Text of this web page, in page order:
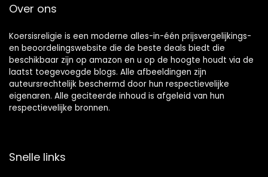
Over ons
Koersisreligie is een moderne alles-in-één prijsvergelijkings-
en beoordelingswebsite die de beste deals biedt die
beschikbaar zijn op amazon en u op de hoogte houdt via de
laatst toegevoegde blogs. Alle afbeeldingen zijn
auteursrechtelijk beschermd door hun respectievelijke
eigenaren. Alle geciteerde inhoud is afgeleid van hun
respectievelijke bronnen.
Snelle links